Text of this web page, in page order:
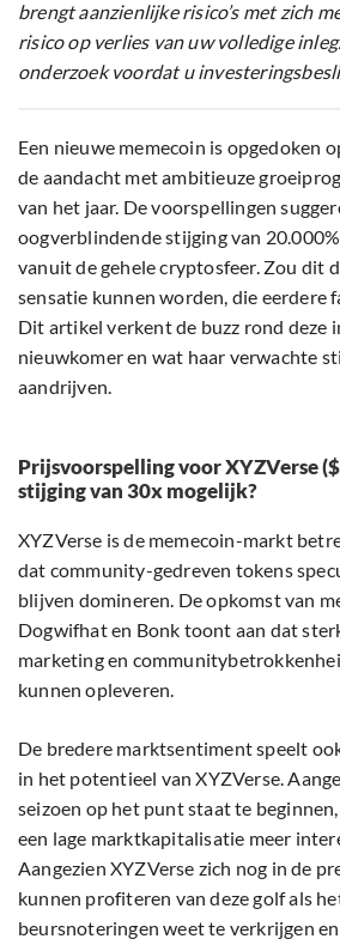
brengt aanzienlijke risico’s met zich
risico op verlies van uw volledige
onderzoek voordat u
Een nieuwe memecoin is opgedoken
de aandacht met ambitieuze
van het jaar. De voorspellingen
oogverblindende stijging van
vanuit de gehele cryptosfeer. Zou dit
sensatie kunnen worden, die eerdere
Dit artikel verkent de buzz rond deze
nieuwkomer en wat haar verwachte
aandrijven.
Prijsvoorspelling voor XYZVerse
stijging van 30x mogelijk?
XYZVerse is de memecoin-markt
dat community-gedreven tokens
blijven domineren. De opkomst van
Dogwifhat en Bonk toont aan dat
marketing en
kunnen opleveren.
De bredere marktsentiment speelt
in het potentieel van XYZVerse.
seizoen op het punt staat te
een lage marktkapitalisatie meer
Aangezien XYZVerse zich nog in de
kunnen profiteren van deze golf als
beursnoteringen weet te verkrijgen